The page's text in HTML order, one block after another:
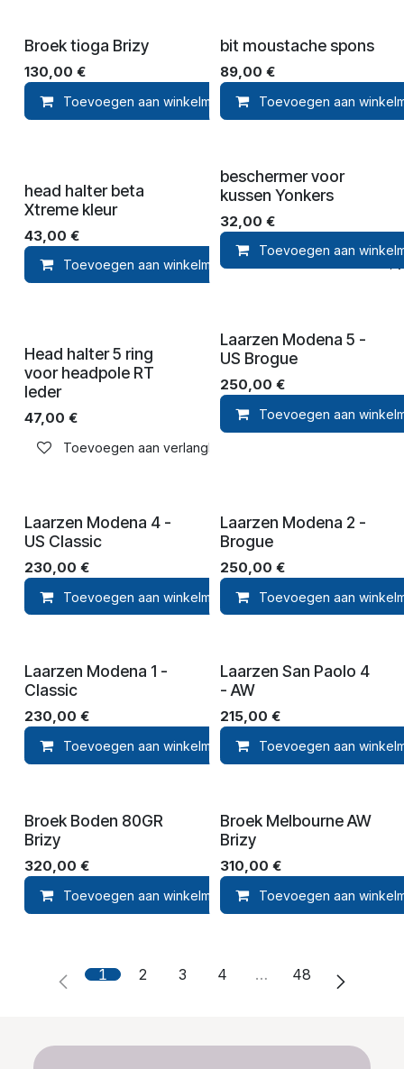
Broek tioga Brizy
130,00 €
Toevoegen aan winkelmandje Toevoegen aan
bit moustache spons
89,00 €
Toevoegen aan
head halter beta
Xtreme kleur
43,00 €
Toevoegen aan winkelmandje Toevoegen aan
beschermer voor
kussen Yonkers
32,00 €
Toevoegen aan
Head halter 5 ring
voor headpole RT
leder
47,00 €
Toevoegen aan verlanglijst
Laarzen Modena 5 -
US Brogue
250,00 €
Toevoegen aan
Laarzen Modena 4 -
US Classic
230,00 €
Toevoegen aan winkelmandje Toevoegen aan
Laarzen Modena 2 -
Brogue
250,00 €
Toevoegen aan
Laarzen Modena 1 -
Classic
230,00 €
Toevoegen aan winkelmandje Toevoegen aan
Laarzen San Paolo 4
- AW
215,00 €
Toevoegen aan
Broek Boden 80GR
Brizy
320,00 €
Toevoegen aan winkelmandje Toevoegen aan
Broek Melbourne AW
Brizy
310,00 €
Toevoegen aan
1 2 3 4 … 48